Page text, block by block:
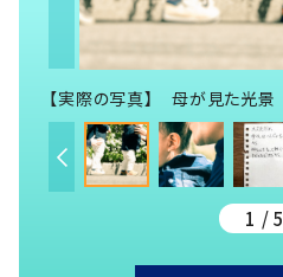
【実際の写真】 母が見た光景
1 / 5